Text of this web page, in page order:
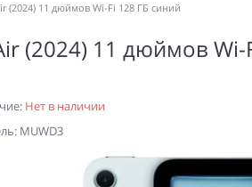
(2024) 11 дюймов Wi-Fi 128 ГБ синий
(2024) 11 дюймов Wi-
Нет в наличии
MUWD3